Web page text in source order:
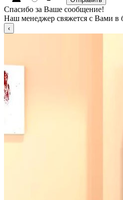
Спасибо за Ваше сообщение!
Наш менеджер свяжется с Вами в